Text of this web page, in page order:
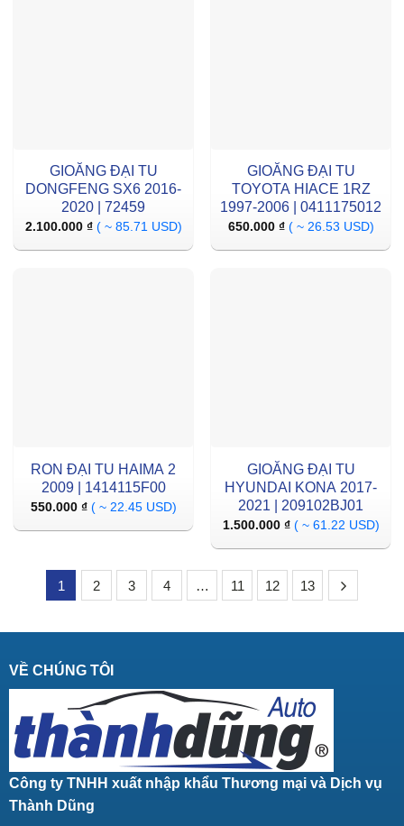
GIOĂNG ĐẠI TU
DONGFENG SX6 2016-
2020 | 72459
2.100.000 ₫ ( ~ 85.71 USD)
GIOĂNG ĐẠI TU
TOYOTA HIACE 1RZ
1997-2006 | 0411175012
650.000 ₫ ( ~ 26.53 USD)
RON ĐẠI TU HAIMA 2
2009 | 1414115F00
550.000 ₫ ( ~ 22.45 USD)
GIOĂNG ĐẠI TU
HYUNDAI KONA 2017-
2021 | 209102BJ01
1.500.000 ₫ ( ~ 61.22 USD)
1 2 3 4 … 11 12 13
VỀ CHÚNG TÔI
Công ty TNHH xuất nhập khẩu Thương mại và Dịch vụ
Thành Dũng